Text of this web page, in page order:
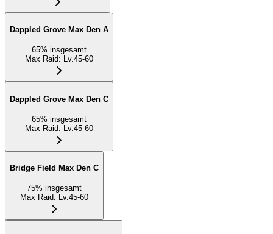
Dappled Grove Max Den A
65% insgesamt
Max Raid: Lv.45-60
Dappled Grove Max Den C
65% insgesamt
Max Raid: Lv.45-60
Bridge Field Max Den C
75% insgesamt
Max Raid: Lv.45-60